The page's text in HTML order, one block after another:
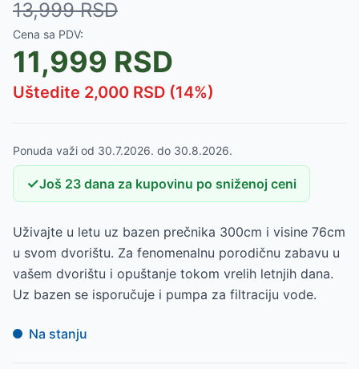
13,999RSD
Cena sa PDV:
11,999 RSD
Uštedite 2,000 RSD (14%)
Ponuda važi od 30.7.2026. do 30.8.2026.
✓Još 23 dana za kupovinu po sniženoj ceni
Uživajte u letu uz bazen prečnika 300cm i visine 76cm
u svom dvorištu. Za fenomenalnu porodičnu zabavu u
vašem dvorištu i opuštanje tokom vrelih letnjih dana.
Uz bazen se isporučuje i pumpa za filtraciju vode.
Na stanju